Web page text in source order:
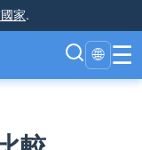
家.
🌐 ☰